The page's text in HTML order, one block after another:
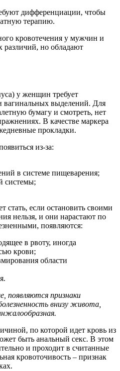
дифференциации, чтобы
терапию.
кровотечения у мужчин и
но обладают
у женщин требует
выделений. Для
бумагу и смотреть, нет
В качестве маркера
прокладки.
из-за:
в системе пищеварения;
системы;
стать, если остановить своими
нельзя, и они нарастают по
появляются:
в рвоту, иногда
крови;
области
появляются признаки
внизу живота,
по которой идет кровь из
быть анальный секс. В этом
и проходит в считанные
кровоточивость – признак